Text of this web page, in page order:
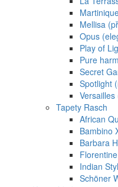
Mellisa
Opus
Play of
Pure
Secret
Spotlight
Tapety Rasch
African
Bambino
Barbara
Indian
Schöner